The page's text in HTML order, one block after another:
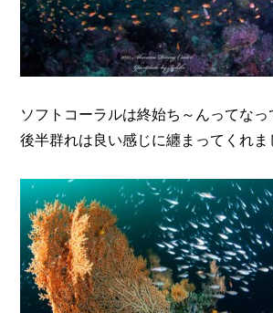
ソフトコーラルは終始ち～んってなっ
後半群れは良い感じに纏まってくれま